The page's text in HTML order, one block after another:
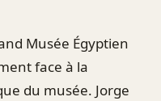
Musée Égyptien
face à la
du musée. Jorge